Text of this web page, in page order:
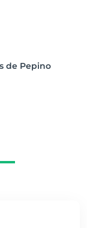
de Pepino